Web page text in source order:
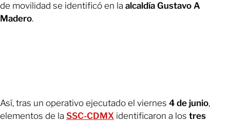
de movilidad se identificó en la alcaldía Gustavo A
Madero.
Así, tras un operativo ejecutado el viernes 4 de junio,
elementos de la SSC-CDMX identificaron a los tres